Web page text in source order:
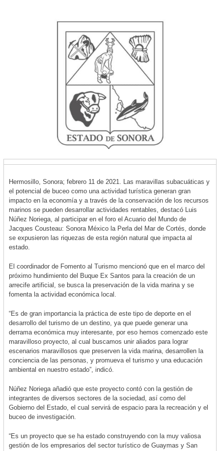
Hermosillo, Sonora; febrero 11 de 2021. Las maravillas subacuáticas y
el potencial de buceo como una actividad turística generan gran
impacto en la economía y a través de la conservación de los recursos
marinos se pueden desarrollar actividades rentables, destacó Luis
Núñez Noriega, al participar en el foro el Acuario del Mundo de
Jacques Cousteau: Sonora México la Perla del Mar de Cortés, donde
se expusieron las riquezas de esta región natural que impacta al
estado.
El coordinador de Fomento al Turismo mencionó que en el marco del
próximo hundimiento del Buque Ex Santos para la creación de un
arrecife artificial, se busca la preservación de la vida marina y se
fomenta la actividad económica local.
“Es de gran importancia la práctica de este tipo de deporte en el
desarrollo del turismo de un destino, ya que puede generar una
derrama económica muy interesante, por eso hemos comenzado este
maravilloso proyecto, al cual buscamos unir aliados para lograr
escenarios maravillosos que preserven la vida marina, desarrollen la
conciencia de las personas, y promueva el turismo y una educación
ambiental en nuestro estado”, indicó.
Núñez Noriega añadió que este proyecto contó con la gestión de
integrantes de diversos sectores de la sociedad, así como del
Gobierno del Estado, el cual servirá de espacio para la recreación y el
buceo de investigación.
“Es un proyecto que se ha estado construyendo con la muy valiosa
gestión de los empresarios del sector turístico de Guaymas y San